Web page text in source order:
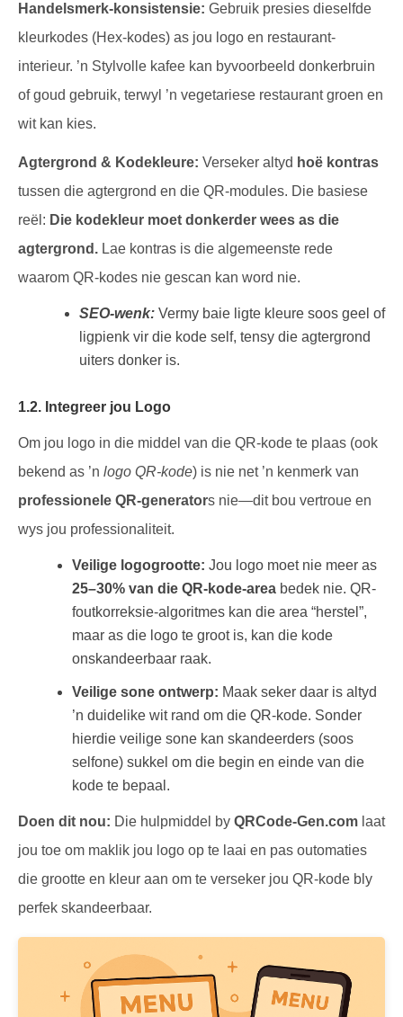
Handelsmerk-konsistensie: Gebruik presies dieselfde
kleurkodes (Hex-kodes) as jou logo en restaurant-
interieur. ’n Stylvolle kafee kan byvoorbeeld donkerbruin
of goud gebruik, terwyl ’n vegetariese restaurant groen en
wit kan kies.
Agtergrond & Kodekleure: Verseker altyd hoë kontras
tussen die agtergrond en die QR-modules. Die basiese
reël: Die kodekleur moet donkerder wees as die
agtergrond. Lae kontras is die algemeenste rede
waarom QR-kodes nie gescan kan word nie.
SEO-wenk: Vermy baie ligte kleure soos geel of
ligpienk vir die kode self, tensy die agtergrond
uiters donker is.
1.2. Integreer jou Logo
Om jou logo in die middel van die QR-kode te plaas (ook
bekend as ’n logo QR-kode) is nie net ’n kenmerk van
professionele QR-generators nie—dit bou vertroue en
wys jou professionaliteit.
Veilige logogrootte: Jou logo moet nie meer as
25–30% van die QR-kode-area bedek nie. QR-
foutkorreksie-algoritmes kan die area “herstel”,
maar as die logo te groot is, kan die kode
onskandeerbaar raak.
Veilige sone ontwerp: Maak seker daar is altyd
’n duidelike wit rand om die QR-kode. Sonder
hierdie veilige sone kan skandeerders (soos
selfone) sukkel om die begin en einde van die
kode te bepaal.
Doen dit nou: Die hulpmiddel by QRCode-Gen.com laat
jou toe om maklik jou logo op te laai en pas outomaties
die grootte en kleur aan om te verseker jou QR-kode bly
perfek skandeerbaar.